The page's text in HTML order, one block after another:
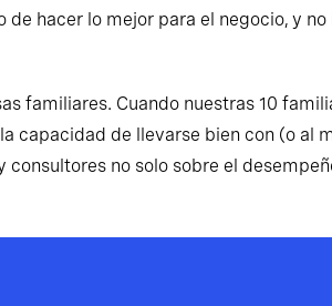
hacer lo mejor para el negocio, y
familiares. Cuando nuestras 10
capacidad de llevarse bien con (o al
no solo sobre el